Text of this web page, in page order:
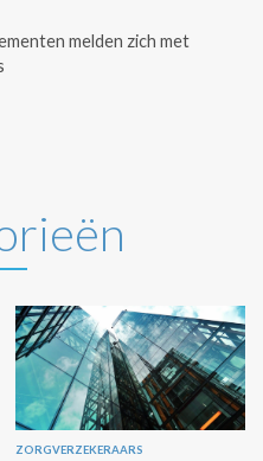
melden zich met
ZORGVERZEKERAARS